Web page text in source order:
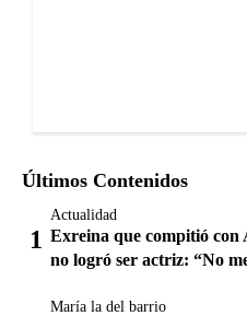
Últimos Contenidos
Actualidad
Exreina que compitió
no logró ser actriz: “No
María la del barrio